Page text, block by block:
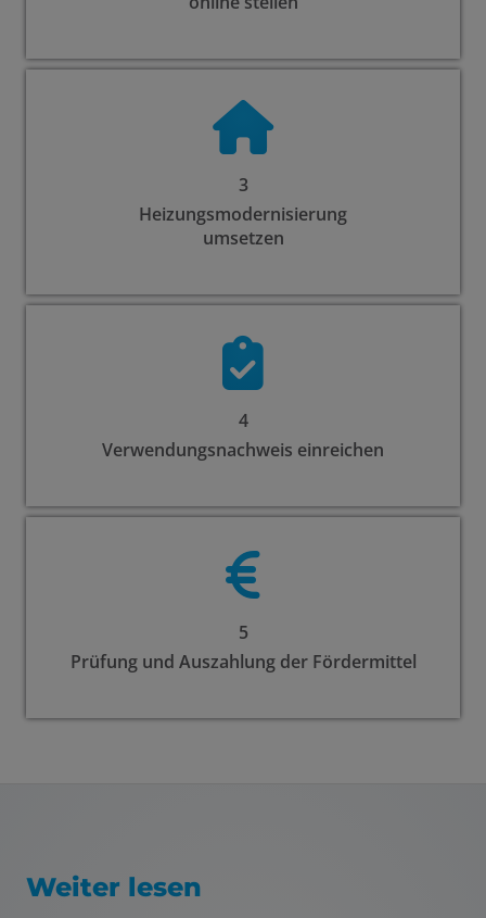
3
Heizungsmodernisierung
umsetzen
4
Verwendungsnachweis einreichen
5
Prüfung und Auszahlung der Fördermittel
Weiter lesen